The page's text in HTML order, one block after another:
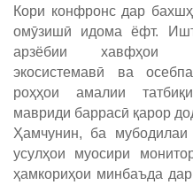
Кори конфронс дар
омӯзишӣ идома ёфт.
арзёбии хавфҳои
экосистемавӣ ва
роҳҳои амалии
мавриди баррасӣ қарор
Ҳамчунин, ба
усулҳои муосири
ҳамкориҳои минбаъда